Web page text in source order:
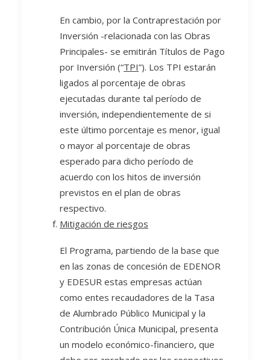
En cambio, por la Contraprestación por
Inversión -relacionada con las Obras
Principales- se emitirán Títulos de Pago
por Inversión (“TPI”). Los TPI estarán
ligados al porcentaje de obras
ejecutadas durante tal período de
inversión, independientemente de si
este último porcentaje es menor, igual
o mayor al porcentaje de obras
esperado para dicho período de
acuerdo con los hitos de inversión
previstos en el plan de obras
respectivo.
Mitigación de riesgos
El Programa, partiendo de la base que
en las zonas de concesión de EDENOR
y EDESUR estas empresas actúan
como entes recaudadores de la Tasa
de Alumbrado Público Municipal y la
Contribución Única Municipal, presenta
un modelo económico-financiero, que